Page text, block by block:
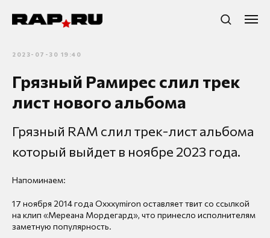
2023-07-30 19:40
Грязный Рамирeс слил трек
лист нового альбома
Грязный RAM слил трек-лист альбома
который выйдет в ноябре 2023 года.
Напоминаем:
17 ноября 2014 года Oxxxymiron оставляет твит со ссылкой
на клип «Мереана Мордегард», что принесло исполнителям
заметную популярность.